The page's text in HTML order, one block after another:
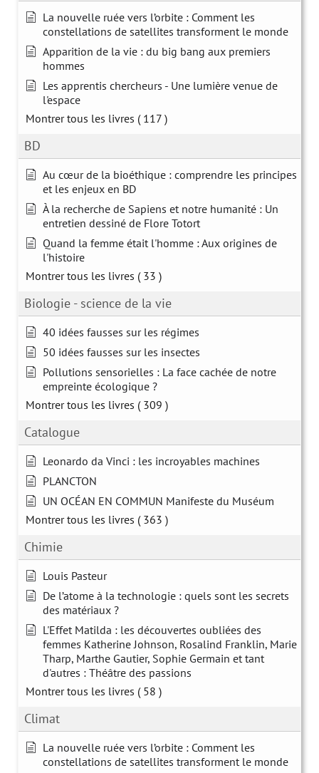
La nouvelle ruée vers l’orbite : Comment les
constellations de satellites transforment le monde
Apparition de la vie : du big bang aux premiers
hommes
Les apprentis chercheurs - Une lumière venue de
l'espace
Montrer tous les livres ( 117 )
BD
Au cœur de la bioéthique : comprendre les principes
et les enjeux en BD
À la recherche de Sapiens et notre humanité : Un
entretien dessiné de Flore Totort
Quand la femme était l'homme : Aux origines de
l'histoire
Montrer tous les livres ( 33 )
Biologie - science de la vie
40 idées fausses sur les régimes
50 idées fausses sur les insectes
Pollutions sensorielles : La face cachée de notre
empreinte écologique ?
Montrer tous les livres ( 309 )
Catalogue
Leonardo da Vinci : les incroyables machines
PLANCTON
UN OCÉAN EN COMMUN Manifeste du Muséum
Montrer tous les livres ( 363 )
Chimie
Louis Pasteur
De l’atome à la technologie : quels sont les secrets
des matériaux ?
L'Effet Matilda : les découvertes oubliées des
femmes Katherine Johnson, Rosalind Franklin, Marie
Tharp, Marthe Gautier, Sophie Germain et tant
d'autres : Théâtre des passions
Montrer tous les livres ( 58 )
Climat
La nouvelle ruée vers l’orbite : Comment les
constellations de satellites transforment le monde